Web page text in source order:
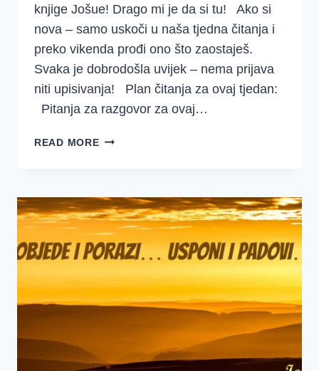
knjige Jošue! Drago mi je da si tu! Ako si
nova – samo uskoči u naša tjedna čitanja i
preko vikenda prođi ono što zaostaješ.
Svaka je dobrodošla uvijek – nema prijava
niti upisivanja! Plan čitanja za ovaj tjedan:
Pitanja za razgovor za ovaj…
READ MOREDOBRO
SREDSTVA
{JOŠUA
11-
15}